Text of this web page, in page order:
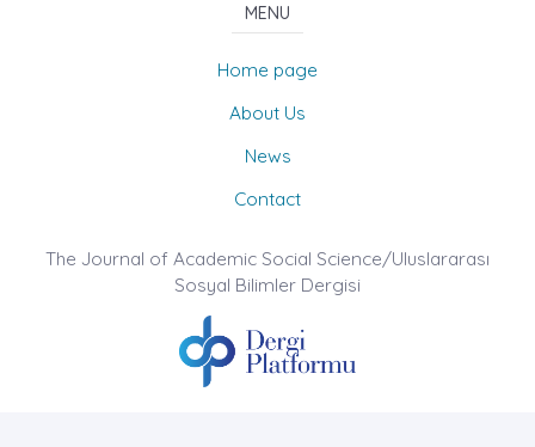
MENU
Home page
About Us
News
Contact
The Journal of Academic Social Science/Uluslararası
Sosyal Bilimler Dergisi